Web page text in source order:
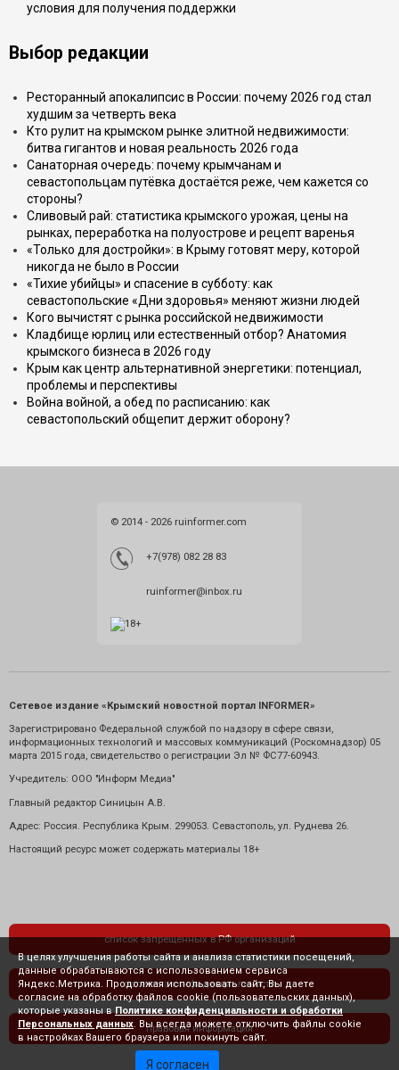
условия для получения поддержки
Выбор редакции
Ресторанный апокалипсис в России: почему 2026 год стал
худшим за четверть века
Кто рулит на крымском рынке элитной недвижимости:
битва гигантов и новая реальность 2026 года
Санаторная очередь: почему крымчанам и
севастопольцам путёвка достаётся реже, чем кажется со
стороны?
Сливовый рай: статистика крымского урожая, цены на
рынках, переработка на полуострове и рецепт варенья
«Только для достройки»: в Крыму готовят меру, которой
никогда не было в России
«Тихие убийцы» и спасение в субботу: как
севастопольские «Дни здоровья» меняют жизни людей
Кого вычистят с рынка российской недвижимости
Кладбище юрлиц или естественный отбор? Анатомия
крымского бизнеса в 2026 году
Крым как центр альтернативной энергетики: потенциал,
проблемы и перспективы
Война войной, а обед по расписанию: как
севастопольский общепит держит оборону?
© 2014 - 2026 ruinformer.com
+7(978) 082 28 83
ruinformer@inbox.ru
Сетевое издание «Крымский новостной портал INFORMER»
Зарегистрировано Федеральной службой по надзору в сфере связи,
информационных технологий и массовых коммуникаций (Роскомнадзор) 05
марта 2015 года, свидетельство о регистрации Эл № ФС77-60943.
Учредитель: ООО "Информ Медиа"
Главный редактор Синицын А.В.
Адрес: Россия. Республика Крым. 299053. Севастополь, ул. Руднева 26.
Настоящий ресурс может содержать материалы 18+
список запрещенных в РФ организаций
политика конфиденциальности
правовая информация
В целях улучшения работы сайта и анализа статистики посещений,
данные обрабатываются с использованием сервиса
Яндекс.Метрика. Продолжая использовать сайт, Вы даете
согласие на обработку файлов cookie (пользовательских данных),
которые указаны в Политике конфиденциальности и обработки
Персональных данных . Вы всегда можете отключить файлы cookie
в настройках Вашего браузера или покинуть сайт.
Я согласен